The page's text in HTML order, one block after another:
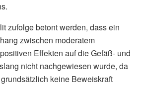
zufolge betont werden, dass ein
zwischen moderatem
Effekten auf die Gefäß- und
nicht nachgewiesen wurde, da
keine Beweiskraft